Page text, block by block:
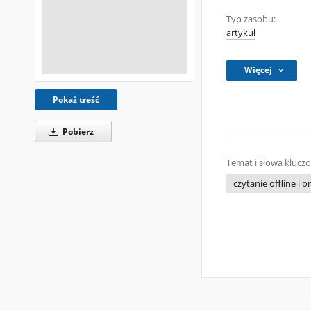
Pokaż treść
Pobierz
Typ zasobu:
artykuł
Więcej
Temat i słowa
czytanie offline i